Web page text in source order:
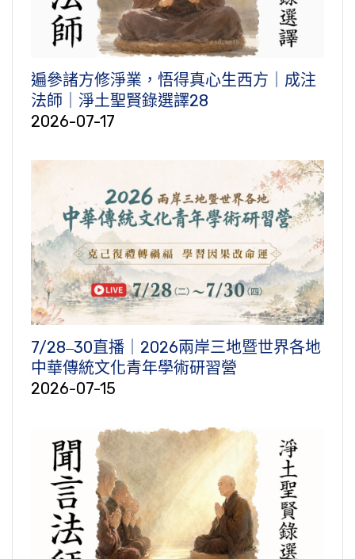
遍參諸方修淨業，悟得真心生西方｜成注
法師｜淨土聖賢錄選譯28
2026-07-17
7/28‒30直播｜2026兩岸三地暨世界各地
中華傳統文化青年學術研習營
2026-07-15